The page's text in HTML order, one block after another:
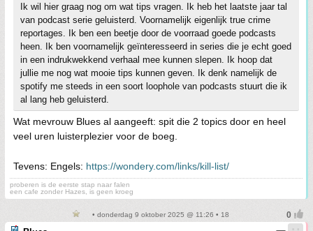
Ik wil hier graag nog om wat tips vragen. Ik heb het laatste jaar tal
van podcast serie geluisterd. Voornamelijk eigenlijk true crime
reportages. Ik ben een beetje door de voorraad goede podcasts
heen. Ik ben voornamelijk geïnteresseerd in series die je echt goed
in een indrukwekkend verhaal mee kunnen slepen. Ik hoop dat
jullie me nog wat mooie tips kunnen geven. Ik denk namelijk de
spotify me steeds in een soort loophole van podcasts stuurt die ik
al lang heb geluisterd.
Wat mevrouw Blues al aangeeft: spit die 2 topics door en heel
veel uren luisterplezier voor de boeg.
Tevens: Engels: https://wondery.com/links/kill-list/
proberen is de eerste stap naar falen
een cafe zonder Hazes, is geen kroeg
• donderdag 9 oktober 2025 @ 11:26 • 18